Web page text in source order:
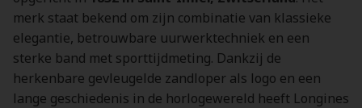
merk staat bekend om zijn combinatie van klassieke
elegantie, betrouwbare uurwerktechniek en een
sterke band met sporttijdmeting. Dankzij de
herkenbare gevleugelde zandloper als logo en een
lange geschiedenis in de horlogewereld heeft Longines